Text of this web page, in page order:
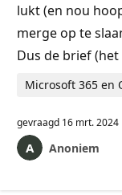
lukt (en nou
merge op te
Dus de brief
Microsoft 365
gevraagd 16 mrt. 2024
Anoniem